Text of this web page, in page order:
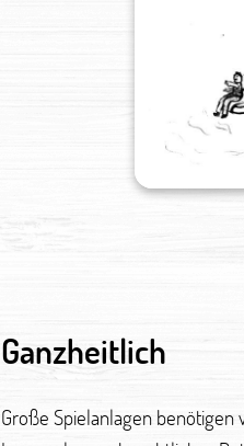
Ganzheitlich
Große Spielanlagen